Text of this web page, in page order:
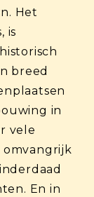
Het
is
breed
in
vele
En in